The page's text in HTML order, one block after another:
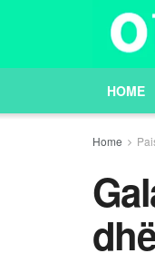
HOME
Home